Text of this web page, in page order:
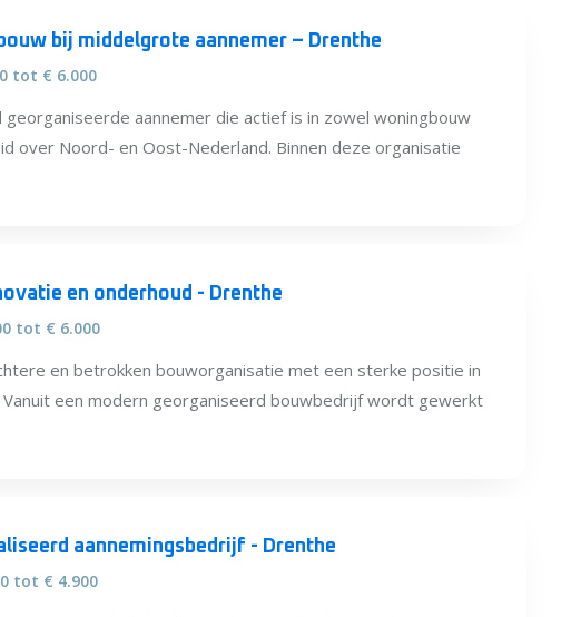
bij middelgrote aannemer – Drenthe
tot € 6.000
aannemer die actief is in zowel woningbouw
over Noord- en Oost-Nederland. Binnen deze organisatie
en onderhoud - Drenthe
tot € 6.000
en betrokken bouworganisatie met een sterke positie in
een modern georganiseerd bouwbedrijf wordt gewerkt
aannemingsbedrijf - Drenthe
tot € 4.900